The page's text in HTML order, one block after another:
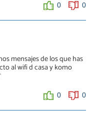
0 0
mensajes de los que has
al wifi d casa y komo
0 0